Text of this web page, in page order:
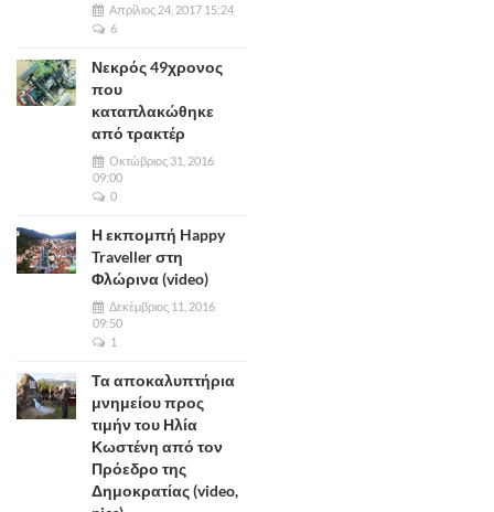
Απρίλιος 24, 2017 15:24
6
Νεκρός 49χρονος
που
καταπλακώθηκε
από τρακτέρ
Οκτώβριος 31, 2016
09:00
0
Η εκπομπή Happy
Traveller στη
Φλώρινα (video)
Δεκέμβριος 11, 2016
09:50
1
Τα αποκαλυπτήρια
μνημείου προς
τιμήν του Ηλία
Κωστένη από τον
Πρόεδρο της
Δημοκρατίας (video,